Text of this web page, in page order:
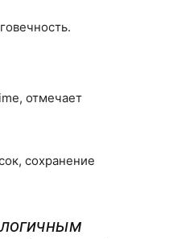
отмечает
сохранение